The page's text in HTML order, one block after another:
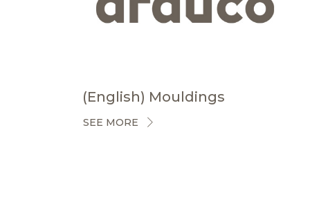
(English) Mouldings
SEE MORE